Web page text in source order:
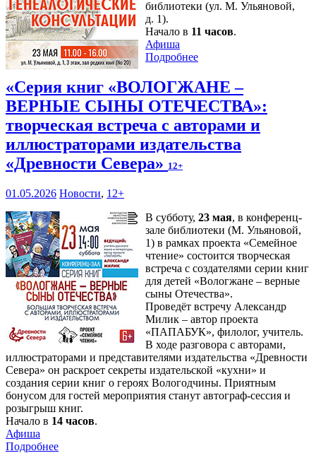
библиотеки (ул. М. Ульяновой,
д. 1).
Начало в 11 часов.
Афиша
Подробнее
«Серия книг «ВОЛОГЖАНЕ –
ВЕРНЫЕ СЫНЫ ОТЕЧЕСТВА»:
творческая встреча с авторами и
иллюстраторами издательства
«Древности Севера» 12+
01.05.2026 Новости, 12+
В субботу, 23 мая, в конференц-
зале библиотеки (М. Ульяновой,
1) в рамках проекта «Семейное
чтение» состоится творческая
встреча с создателями серии книг
для детей «Вологжане – верные
сыны Отечества».
Проведёт встречу Александр
Милик – автор проекта
«ПАПАБУК», филолог, учитель.
В ходе разговора с авторами,
иллюстраторами и представителями издательства «Древности
Севера» он раскроет секреты издательской «кухни» и
создания серии книг о героях Вологодчины. Приятным
бонусом для гостей мероприятия станут автограф-сессия и
розыгрыш книг.
Начало в 14 часов.
Афиша
Подробнее